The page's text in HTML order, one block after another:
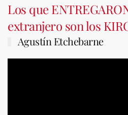
Los que
extranjero son los
Agustín Etchebarne